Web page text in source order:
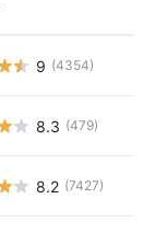
9 (4354)
8.3 (479)
8.2 (7427)